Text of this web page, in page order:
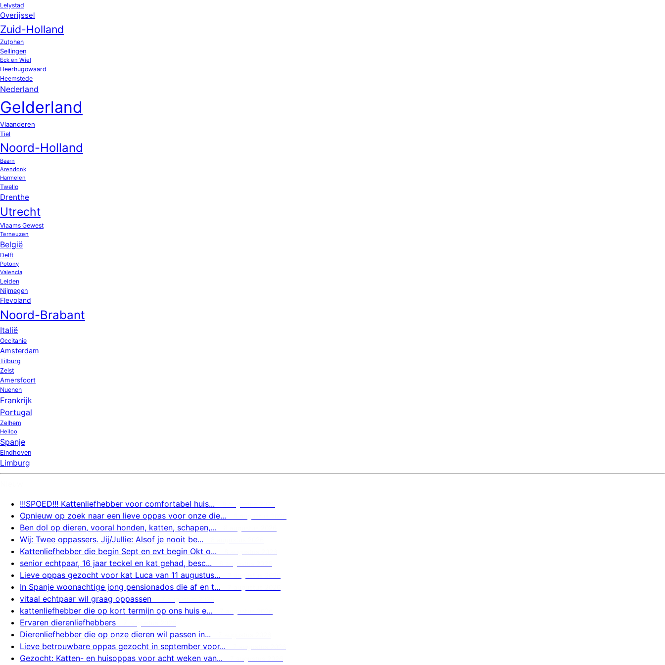
Lelystad
Overijssel
Zuid-Holland
Zutphen
Sellingen
Eck en Wiel
Heerhugowaard
Heemstede
Nederland
Gelderland
Vlaanderen
Tiel
Noord-Holland
Baarn
Arendonk
Harmelen
Twello
Drenthe
Utrecht
Vlaams Gewest
Terneuzen
België
Delft
Potony
Valencia
Leiden
Nijmegen
Flevoland
Noord-Brabant
Italië
Occitanie
Amsterdam
Tilburg
Zeist
Amersfoort
Nuenen
Frankrijk
Portugal
Zelhem
Heiloo
Spanje
Eindhoven
Limburg
!!!SPOED!!! Kattenliefhebber voor comfortabel huis...
Opnieuw op zoek naar een lieve oppas voor onze die...
Ben dol op dieren, vooral honden, katten, schapen,...
Wij: Twee oppassers. Jij/Jullie: Alsof je nooit be...
Kattenliefhebber die begin Sept en evt begin Okt o...
senior echtpaar, 16 jaar teckel en kat gehad, besc...
Lieve oppas gezocht voor kat Luca van 11 augustus...
In Spanje woonachtige jong pensionados die af en t...
vitaal echtpaar wil graag oppassen
kattenliefhebber die op kort termijn op ons huis e...
Ervaren dierenliefhebbers
Dierenliefhebber die op onze dieren wil passen in...
Lieve betrouwbare oppas gezocht in september voor...
Gezocht: Katten- en huisoppas voor acht weken van...